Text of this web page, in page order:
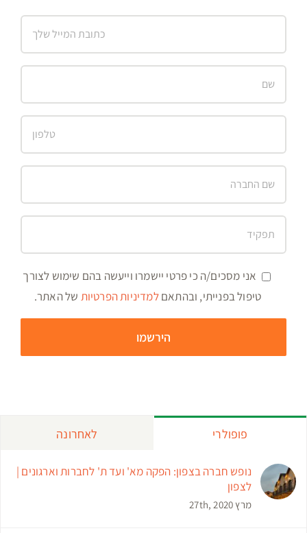
אני מסכים/ה כי פרטי יישמרו וייעשה בהם שימוש לצורך
טיפול בפנייתי, ובהתאםלמדיניות הפרטיות של האתר.
פופולרי לאחרונה
נופש חברה בצפון: הפקה מא' ועד ת' לחברות וארגונים |
לצפון
מרץ 27th, 2020